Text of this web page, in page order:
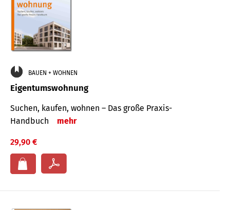
BAUEN + WOHNEN
Eigentumswohnung
Suchen, kaufen, wohnen – Das große Praxis-
Handbuch
mehr
29,90 €